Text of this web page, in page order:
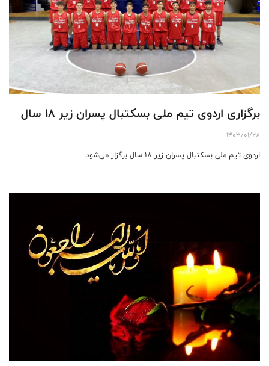
برگزاری اردوی تیم ملی بسکتبال پسران زیر 18 سال
1403/01/28
اردوی تیم ملی بسکتبال پسران زیر 18 سال برگزار می‌شود.